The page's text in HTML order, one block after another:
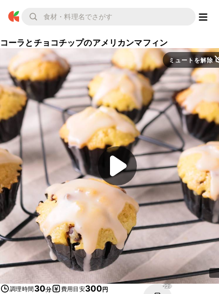
コーラとチョコチップのアメリカンマフィン
ミュートを解除
調理時間 30分 費用目安300円
228